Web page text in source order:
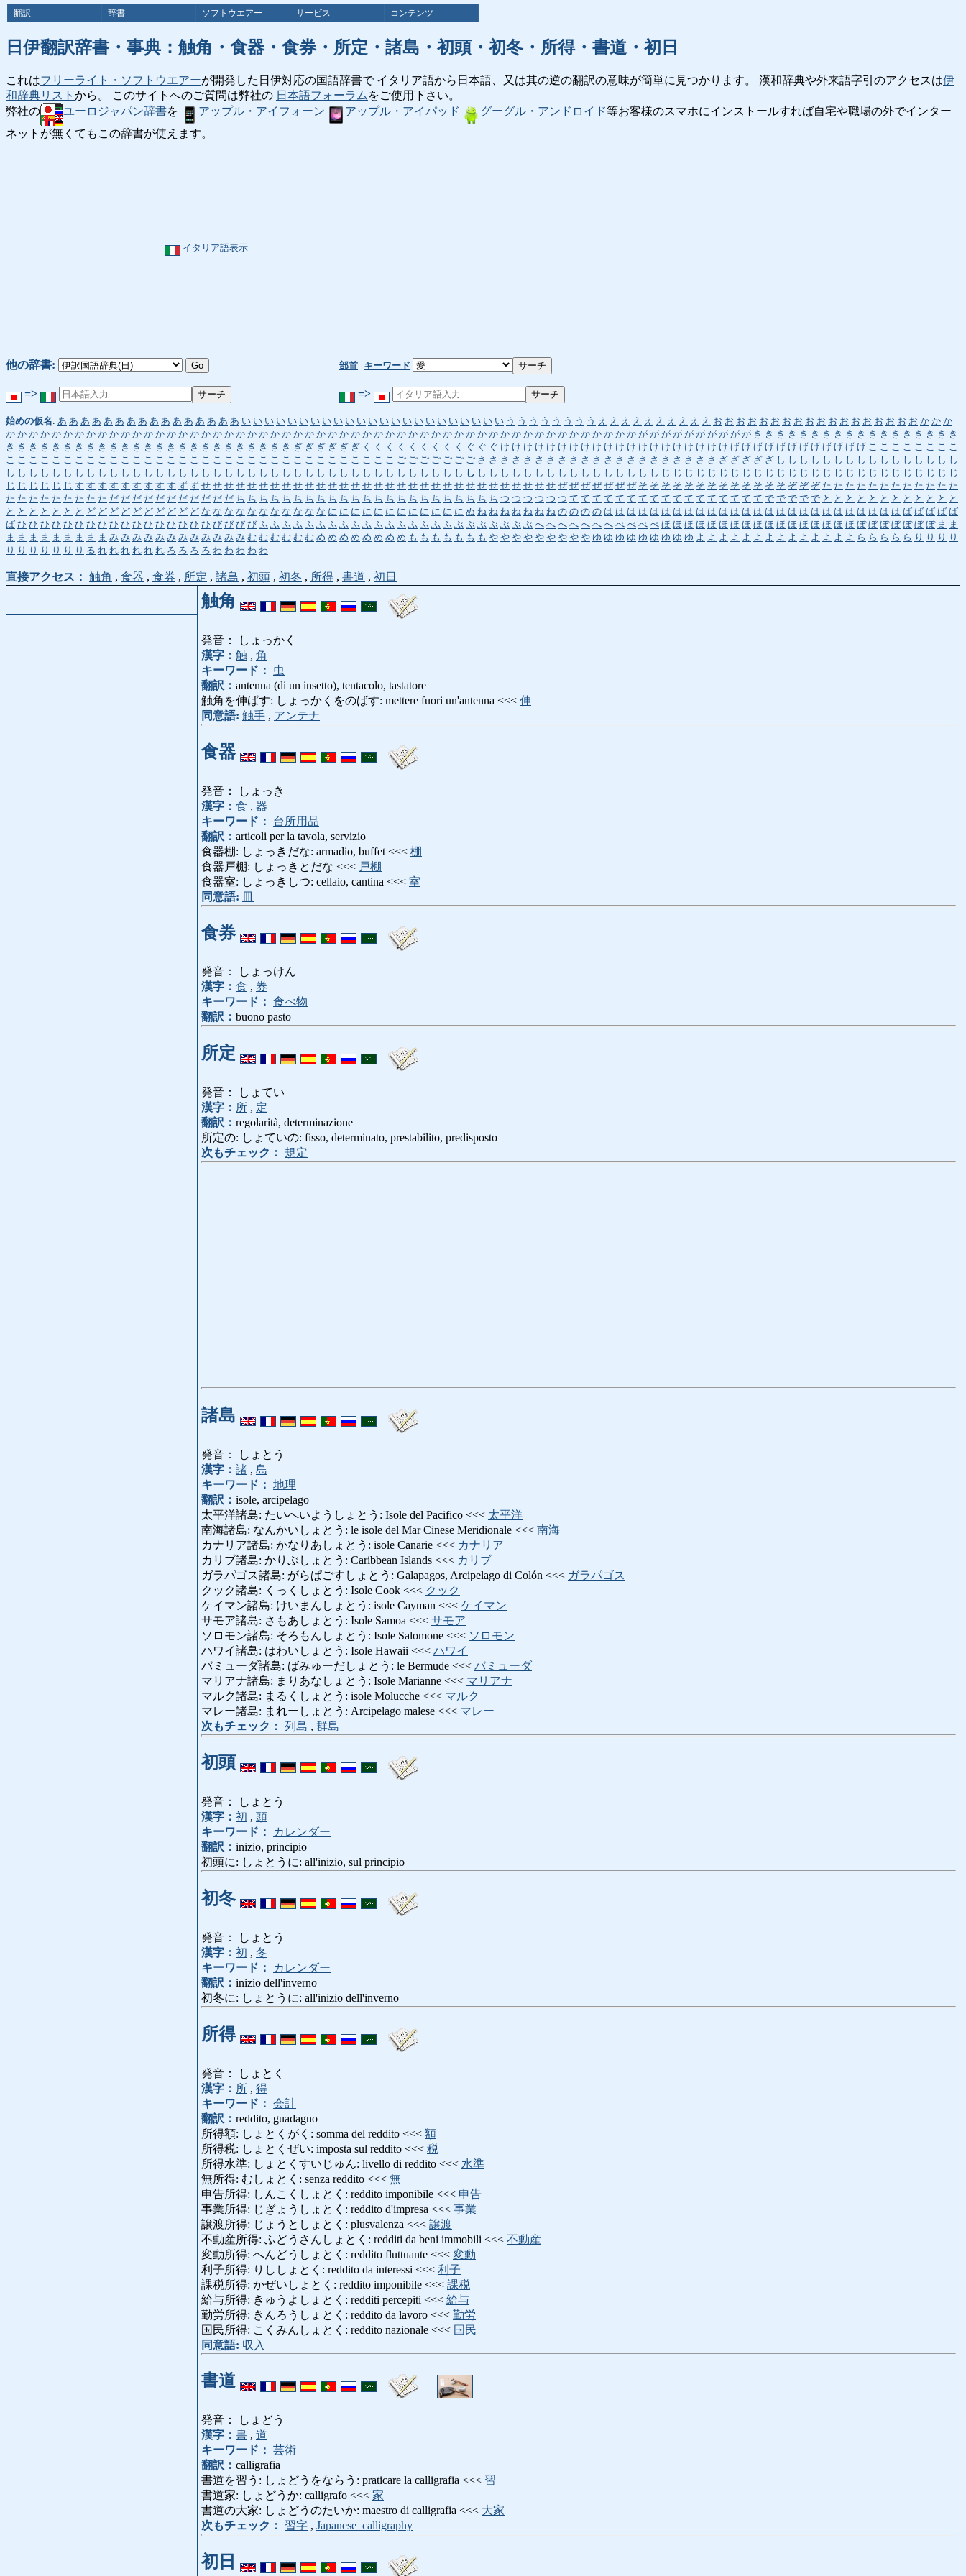
翻訳 辞書 ソフトウエアー サービス コンテンツ
日伊翻訳辞書・事典：触角・食器・食券・所定・諸島・初頭・初冬・所得・書道・初日
これはフリーライト・ソフトウエアーが開発した日伊対応の国語辞書で イタリア語から日本語、又は其の逆の翻訳の意味が簡単に見つかります。 漢和辞典や外来語字引のアクセスは伊
和辞典リスト から。 このサイトへのご質問は弊社の 日本語フォーラム をご使用下さい。
弊社の
ユーロジャパン辞書を アップル・アイフォーン アップル・アイパッド グーグル・アンドロイド等お客様のスマホにインストールすれば自宅や職場の外でインター
ネットが無くてもこの辞書が使えます。
イタリア語表示
他の辞書: 部首 キーワード
=> =>
始めの仮名: あ あ あ あ あ あ あ あ あ あ あ あ あ あ あ あ い い い い い い い い い い い い い い い い い い い い い い い う う う う う う う う え え え え え え え え え え お お お お お お お お お お お お お お お お お お か か か
か か か か か か か か か か か か か か か か か か か か か か か か か か か か か か か か か か か か か か か か か か か か か か か か か か か か か か か が が が が が が が が が が き き き き き き き き き き き き き き き き き き
き き き き き き き き き き き き き き き き き き き き き き き き き ぎ ぎ ぎ ぎ ぎ ぎ く く く く く く く く く ぐ ぐ ぐ け け け け け け け け け け け け け け け け け け け け げ げ げ げ げ げ げ げ げ げ げ げ こ こ こ こ こ こ こ こ
こ こ こ こ こ こ こ こ こ こ こ こ こ こ こ こ こ こ こ こ こ こ こ こ こ こ こ こ こ こ こ こ こ こ ご ご ご ご ご ご ご さ さ さ さ さ さ さ さ さ さ さ さ さ さ さ さ さ さ さ さ さ ざ ざ ざ ざ ざ し し し し し し し し し し し し し し し し
し し し し し し し し し し し し し し し し し し し し し し し し し し し し し し し し し し し し し し し し し し し し し し し し し し し し し し し し し じ じ じ じ じ じ じ じ じ じ じ じ じ じ じ じ じ じ じ じ じ じ じ じ じ じ
じ じ じ じ じ じ す す す す す す す す す ず ず せ せ せ せ せ せ せ せ せ せ せ せ せ せ せ せ せ せ せ せ せ せ せ せ せ せ せ せ せ せ せ ぜ ぜ ぜ ぜ ぜ ぜ ぜ そ そ そ そ そ そ そ そ そ そ そ そ そ ぞ ぞ ぞ た た た た た た た た た た た た
た た た た た た た た た だ だ だ だ だ だ だ だ だ だ だ ち ち ち ち ち ち ち ち ち ち ち ち ち ち ち ち ち ち ち ち ち ち ち つ つ つ つ つ つ て て て て て て て て て て て て て て て て て で で で で で と と と と と と と と と と と と
と と と と と と と ど ど ど ど ど ど ど ど ど ど な な な な な な な な な な な に に に に に に に に に に に に ぬ ね ね ね ね ね ね ね の の の の は は は は は は は は は は は は は は は は は は は は は は は は は は ば ば ば ば ば
ば ひ ひ ひ ひ ひ ひ ひ ひ ひ ひ ひ ひ ひ ひ ひ ひ ひ び び び び ふ ふ ふ ふ ふ ふ ふ ふ ふ ふ ふ ふ ふ ふ ふ ふ ふ ぶ ぶ ぶ ぶ ぶ ぶ ぶ へ へ へ へ へ へ へ べ べ べ ぺ ほ ほ ほ ほ ほ ほ ほ ほ ほ ほ ほ ほ ほ ほ ほ ほ ほ ぼ ぼ ぼ ぼ ぼ ぼ ぼ ま ま
ま ま ま ま ま ま ま ま ま み み み み み み み み み み み み む む む む む む め め め め め め め め も も も も も も も や や や や や や や や や ゆ ゆ ゆ ゆ ゆ ゆ ゆ ゆ ゆ よ よ よ よ よ よ よ よ よ よ よ よ よ よ ら ら ら ら ら り り り り
り り り り り り り る れ れ れ れ れ れ ろ ろ ろ ろ わ わ わ わ わ
直接アクセス： 触角 , 食器 , 食券 , 所定 , 諸島 , 初頭 , 初冬 , 所得 , 書道 , 初日
触角
発音： しょっかく
漢字： 触 , 角
キーワード：
虫
翻訳： antenna (di un insetto), tentacolo, tastatore
触角を伸ばす: しょっかくをのばす: mettere fuori un'antenna <<< 伸
同意語: 触手 , アンテナ
食器
発音： しょっき
漢字： 食 , 器
キーワード：
台所用品
翻訳： articoli per la tavola, servizio
食器棚: しょっきだな: armadio, buffet <<< 棚
食器戸棚: しょっきとだな <<< 戸棚
食器室: しょっきしつ: cellaio, cantina <<< 室
同意語: 皿
食券
発音： しょっけん
漢字： 食 , 券
キーワード： 食べ物
翻訳： buono pasto
所定
発音： しょてい
漢字： 所 , 定
翻訳： regolarità, determinazione
所定の: しょていの: fisso, determinato, prestabilito, predisposto
次もチェック：
規定
諸島
発音： しょとう
漢字： 諸 , 島
キーワード： 地理
翻訳： isole, arcipelago
太平洋諸島: たいへいようしょとう: Isole del Pacifico <<< 太平洋
南海諸島: なんかいしょとう: le isole del Mar Cinese Meridionale <<< 南海
カナリア諸島: かなりあしょとう: isole Canarie <<< カナリア
カリブ諸島: かりぶしょとう: Caribbean Islands <<< カリブ
ガラパゴス諸島: がらぱごすしょとう: Galapagos, Arcipelago di Colón <<< ガラパゴス
クック諸島: くっくしょとう: Isole Cook <<< クック
ケイマン諸島: けいまんしょとう: isole Cayman <<< ケイマン
サモア諸島: さもあしょとう: Isole Samoa <<< サモア
ソロモン諸島: そろもんしょとう: Isole Salomone <<< ソロモン
ハワイ諸島: はわいしょとう: Isole Hawaii <<< ハワイ
バミューダ諸島: ばみゅーだしょとう: le Bermude <<< バミューダ
マリアナ諸島: まりあなしょとう: Isole Marianne <<< マリアナ
マルク諸島: まるくしょとう: isole Molucche <<< マルク
マレー諸島: まれーしょとう: Arcipelago malese <<< マレー
次もチェック： 列島 , 群島
初頭
発音： しょとう
漢字： 初 , 頭
キーワード：
カレンダー
翻訳： inizio, principio
初頭に: しょとうに: all'inizio, sul principio
初冬
発音： しょとう
漢字： 初 , 冬
キーワード：
カレンダー
翻訳： inizio dell'inverno
初冬に: しょとうに: all'inizio dell'inverno
所得
発音： しょとく
漢字： 所 , 得
キーワード： 会計
翻訳： reddito, guadagno
所得額: しょとくがく: somma del reddito <<< 額
所得税: しょとくぜい: imposta sul reddito <<< 税
所得水準: しょとくすいじゅん: livello di reddito <<< 水準
無所得: むしょとく: senza reddito <<< 無
申告所得: しんこくしょとく: reddito imponibile <<< 申告
事業所得: じぎょうしょとく: reddito d'impresa <<< 事業
譲渡所得: じょうとしょとく: plusvalenza <<< 譲渡
不動産所得: ふどうさんしょとく: redditi da beni immobili <<< 不動産
変動所得: へんどうしょとく: reddito fluttuante <<< 変動
利子所得: りししょとく: reddito da interessi <<< 利子
課税所得: かぜいしょとく: reddito imponibile <<< 課税
給与所得: きゅうよしょとく: redditi percepiti <<< 給与
勤労所得: きんろうしょとく: reddito da lavoro <<< 勤労
国民所得: こくみんしょとく: reddito nazionale <<< 国民
同意語: 収入
書道
発音： しょどう
漢字： 書 , 道
キーワード： 芸術
翻訳： calligrafia
書道を習う: しょどうをならう: praticare la calligrafia <<< 習
書道家: しょどうか: calligrafo <<< 家
書道の大家: しょどうのたいか: maestro di calligrafia <<< 大家
次もチェック：
習字 , Japanese_calligraphy
初日